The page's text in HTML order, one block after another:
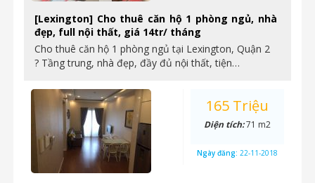
[Lexington] Cho thuê căn hộ 1 phòng ngủ, nhà
đẹp, full nội thất, giá 14tr/ tháng
Cho thuê căn hộ 1 phòng ngủ tại Lexington, Quận 2
? Tầng trung, nhà đẹp, đầy đủ nội thất, tiện…
165 Triệu
Diện tích:71 m2
Ngày đăng: 22-11-2018